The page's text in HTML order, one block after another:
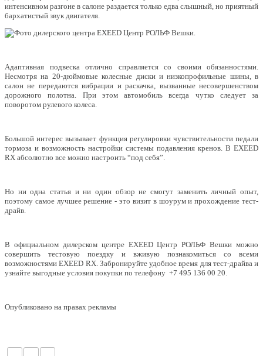
интенсивном разгоне в салоне раздается только едва слышный, но приятный
бархатистый звук двигателя.
Адаптивная подвеска отлично справляется со своими обязанностями.
Несмотря на 20-дюймовые колесные диски и низкопрофильные шины, в
салон не передаются вибрации и раскачка, вызванные несовершенством
дорожного полотна. При этом автомобиль всегда чутко следует за
поворотом рулевого колеса.
Большой интерес вызывает функция регулировки чувствительности педали
тормоза и возможность настройки системы подавления кренов. В EXEED
RX абсолютно все можно настроить “под себя”.
Но ни одна статья и ни один обзор не смогут заменить личный опыт,
поэтому самое лучшее решение - это визит в шоурум и прохождение тест-
драйв.
В официальном дилерском центре EXEED Центр РОЛЬФ Вешки можно
совершить тестовую поездку и вживую познакомиться со всеми
возможностями EXEED RX. Забронируйте удобное время для тест-драйва и
узнайте выгодные условия покупки по телефону +7 495 136 00 20.
Опубликовано на правах рекламы